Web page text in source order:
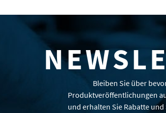
Bleiben Sie über
Produktveröffentlichungen
und erhalten Sie Rabatte